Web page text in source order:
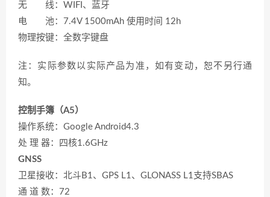
无 线：WIFI、蓝牙
电 池：7.4V 1500mAh 使用时间 12h
物理按键：全数字键盘
注：实际参数以实际产品为准，如有变动，恕不另行通
知。
控制手簿（A5）
操作系统：Google Android4.3
处 理 器：四核1.6GHz
GNSS
卫星接收：北斗B1、GPS L1、GLONASS L1支持SBAS
通 道 数：72